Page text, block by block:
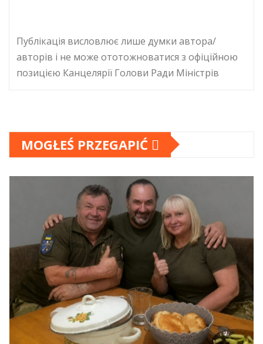
Публікація висловлює лише думки автора/
авторів і не може ототожноватися з офіційною
позицією Канцелярії Голови Ради Міністрів
MOGŁEŚ PRZEGAPIĆ